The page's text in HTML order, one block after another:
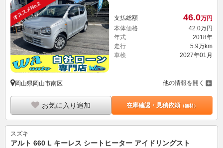
オススメNo.2 支払総額 46.0万円
本体価格
42. 0万円
年式
2018年
走行
5.9万km
車検
2027年01月
岡山県岡山市南区 他の情報を開く
お気に入り追加 在庫確認・見積依頼（無料）
スズキ
アルト 660 L キーレス シートヒーター アイドリングスト